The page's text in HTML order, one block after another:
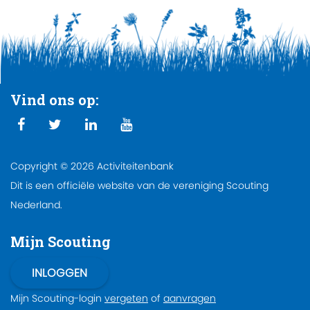
Vind ons op:
Copyright © 2026 Activiteitenbank
Dit is een officiële website van de vereniging Scouting
Nederland.
Mijn Scouting
Mijn Scouting-login vergeten of aanvragen